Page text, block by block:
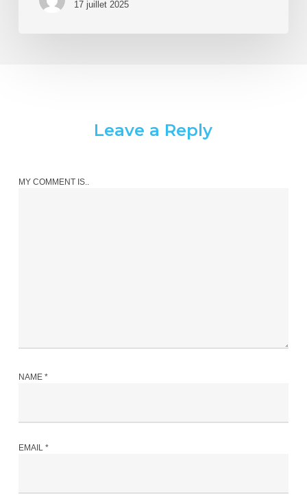
17 juillet 2025
Leave a Reply
MY COMMENT IS..
NAME *
EMAIL *